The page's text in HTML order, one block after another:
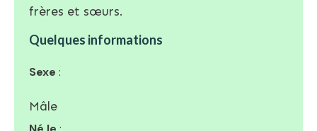
frères et sœurs.
Quelques informations
Sexe :
Mâle